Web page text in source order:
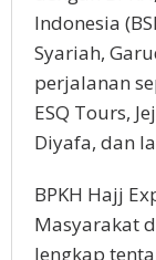
Indonesia
Syariah,
perjalanan
ESQ Tours,
Diyafa, dan
BPKH Hajj
Masyarakat
lengkap